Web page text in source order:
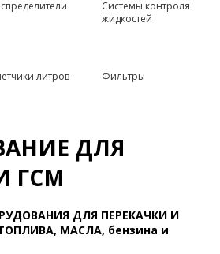
Системы контроля
жидкостей
литров Фильтры
ДЛЯ
ГСМ
ДЛЯ ПЕРЕКАЧКИ И
МАСЛА, бензина и